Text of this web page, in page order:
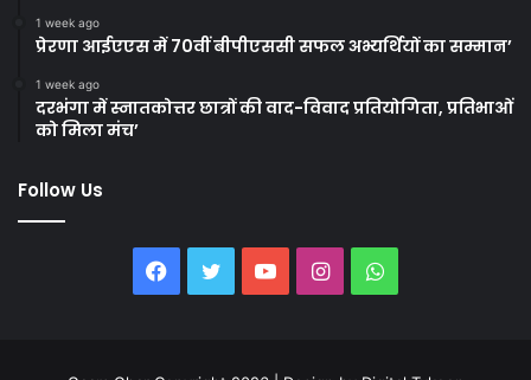
1 week ago
प्रेरणा आईएएस में 70वीं बीपीएससी सफल अभ्यर्थियों का सम्मान’
1 week ago
दरभंगा में स्नातकोत्तर छात्रों की वाद-विवाद प्रतियोगिता, प्रतिभाओं
को मिला मंच’
Follow Us
Facebook
TwitterYouTubeInstagramWhatsApp